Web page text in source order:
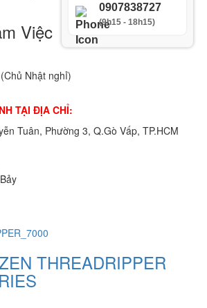
Việc
Nhật nghỉ)
TẠI ĐỊA CHỈ:
Tuân, Phường 3, Q.Gò Vấp, TP.HCM
THREADRIPPER
0907838727
(9h15 - 18h15)